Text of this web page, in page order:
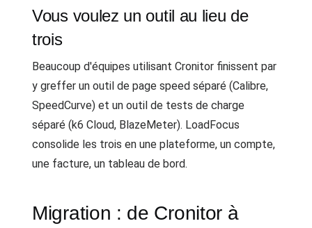
Vous voulez un outil au lieu de
trois
Beaucoup d'équipes utilisant Cronitor finissent par
y greffer un outil de page speed séparé (Calibre,
SpeedCurve) et un outil de tests de charge
séparé (k6 Cloud, BlazeMeter). LoadFocus
consolide les trois en une plateforme, un compte,
une facture, un tableau de bord.
Migration : de Cronitor à